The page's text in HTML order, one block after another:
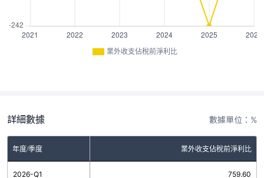
業外收支佔稅前淨利比
詳細數據 數據單位：%
年度/季度 業外收支佔稅前淨利比
2026-Q1 759.60